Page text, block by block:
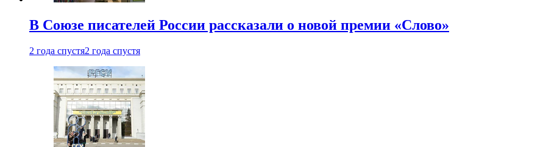
В Союзе писателей России рассказали о новой премии «Слово»
2 года спустя2 года спустя